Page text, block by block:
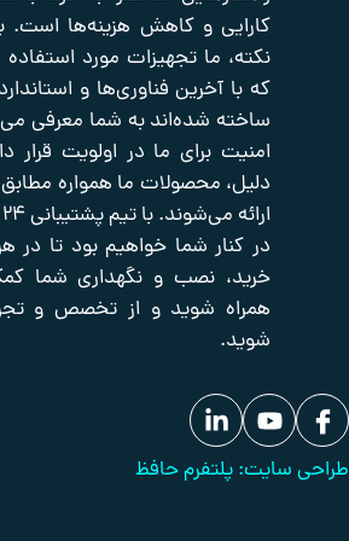
و کاهش هزینه‌ها است. با توجه به این
ما تجهیزات مورد استفاده در مرکز داده را
فناوری‌ها و استانداردهای بین‌المللی
شده‌اند به شما معرفی می‌کنیم. کیفیت و
برای ما در اولویت قرار دارد و به همین
محصولات ما همواره مطابق با نیازهای شما
ارائه می‌شوند. با تیم پشتیبانی ۲۴ ساعته، همواره
شما خواهیم بود تا در هر لحظه از روند
نصب و نگهداری شما کمک کنیم. با ما
شوید و از تخصص و تجربه ما بهره‌مند
حافظ